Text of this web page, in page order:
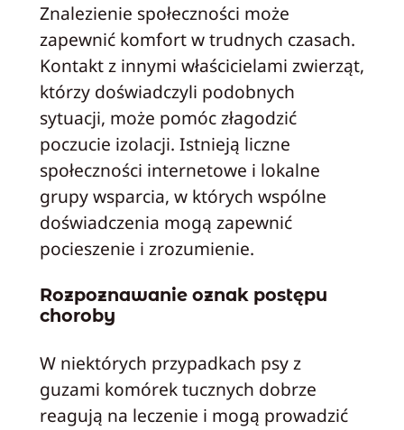
Znalezienie społeczności może
zapewnić komfort w trudnych czasach.
Kontakt z innymi właścicielami zwierząt,
którzy doświadczyli podobnych
sytuacji, może pomóc złagodzić
poczucie izolacji. Istnieją liczne
społeczności internetowe i lokalne
grupy wsparcia, w których wspólne
doświadczenia mogą zapewnić
pocieszenie i zrozumienie.
Rozpoznawanie oznak postępu
choroby
W niektórych przypadkach psy z
guzami komórek tucznych dobrze
reagują na leczenie i mogą prowadzić